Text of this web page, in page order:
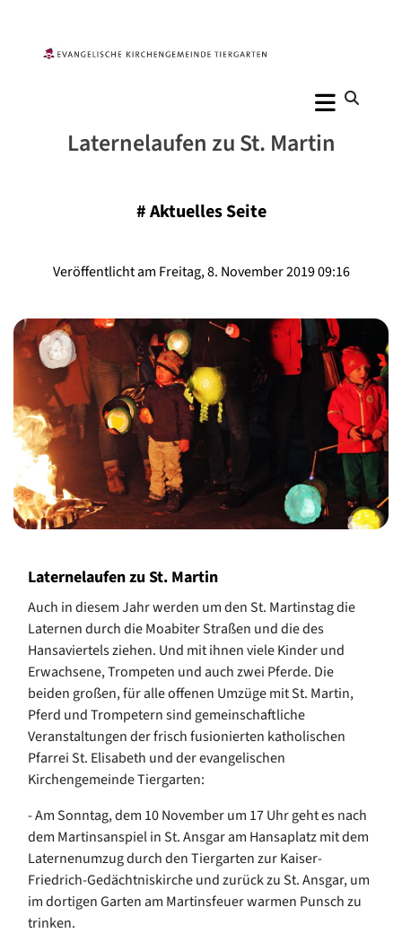
Laternelaufen zu St. Martin
#Aktuelles Seite
Veröffentlicht am Freitag, 8. November 2019 09:16
Laternelaufen zu St. Martin
Auch in diesem Jahr werden um den St. Martinstag die
Laternen durch die Moabiter Straßen und die des
Hansaviertels ziehen. Und mit ihnen viele Kinder und
Erwachsene, Trompeten und auch zwei Pferde. Die
beiden großen, für alle offenen Umzüge mit St. Martin,
Pferd und Trompetern sind gemeinschaftliche
Veranstaltungen der frisch fusionierten katholischen
Pfarrei St. Elisabeth und der evangelischen
Kirchengemeinde Tiergarten:
- Am Sonntag, dem 10 November um 17 Uhr geht es nach
dem Martinsanspiel in St. Ansgar am Hansaplatz mit dem
Laternenumzug durch den Tiergarten zur Kaiser-
Friedrich-Gedächtniskirche und zurück zu St. Ansgar, um
im dortigen Garten am Martinsfeuer warmen Punsch zu
trinken.